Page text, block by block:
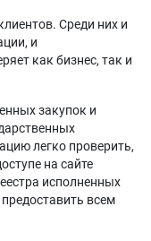
Среди них и
и
как бизнес, так и
закупок и
легко проверить,
на сайте
исполненных
всем